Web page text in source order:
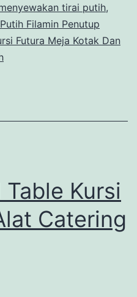
tirai putih,
Filamin Penutup
Futura Meja Kotak Dan
Kursi
Catering